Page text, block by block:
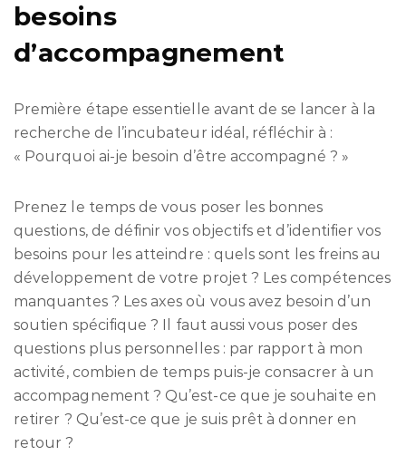
besoins
d’accompagnement
Première étape essentielle avant de se lancer à la
recherche de l’incubateur idéal, réfléchir à :
« Pourquoi ai-je besoin d’être accompagné ? »
Prenez le temps de vous poser les bonnes
questions, de définir vos objectifs et d’identifier vos
besoins pour les atteindre : quels sont les freins au
développement de votre projet ? Les compétences
manquantes ? Les axes où vous avez besoin d’un
soutien spécifique ? Il faut aussi vous poser des
questions plus personnelles : par rapport à mon
activité, combien de temps puis-je consacrer à un
accompagnement ? Qu’est-ce que je souhaite en
retirer ? Qu’est-ce que je suis prêt à donner en
retour ?